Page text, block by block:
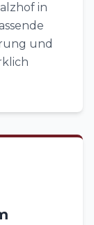
in
und